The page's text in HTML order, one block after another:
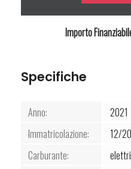
Importo
Specifiche
Anno:
2021
Immatricolazione:
12/
Carburante: